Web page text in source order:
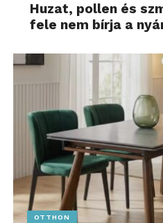
Huzat, pollen és
fele nem bírja a
OTTHON